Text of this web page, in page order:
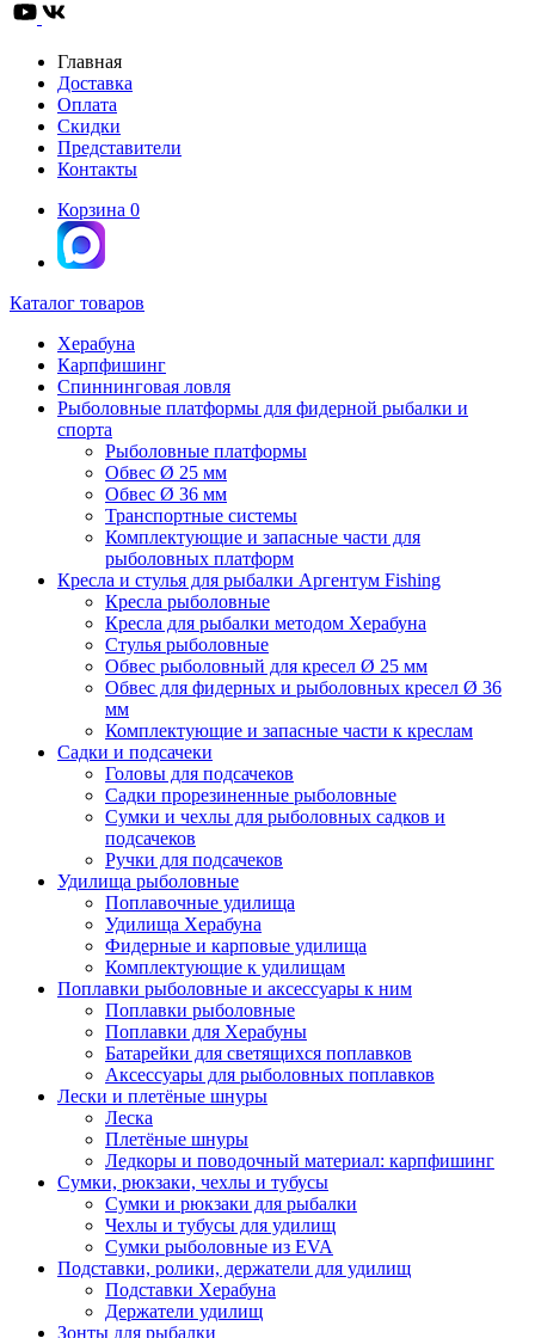
Главная
Доставка
Оплата
Скидки
Представители
Контакты
Корзина 0
Каталог товаров
Херабуна
Карпфишинг
Спиннинговая ловля
Рыболовные платформы для фидерной рыбалки и
спорта
Рыболовные платформы
Обвес Ø 25 мм
Обвес Ø 36 мм
Транспортные системы
Комплектующие и запасные части для
рыболовных платформ
Кресла и стулья для рыбалки Аргентум Fishing
Кресла рыболовные
Кресла для рыбалки методом Херабуна
Стулья рыболовные
Обвес рыболовный для кресел Ø 25 мм
Обвес для фидерных и рыболовных кресел Ø 36
мм
Комплектующие и запасные части к креслам
Садки и подсачеки
Головы для подсачеков
Садки прорезиненные рыболовные
Сумки и чехлы для рыболовных садков и
подсачеков
Ручки для подсачеков
Удилища рыболовные
Поплавочные удилища
Удилища Херабуна
Фидерные и карповые удилища
Комплектующие к удилищам
Поплавки рыболовные и аксессуары к ним
Поплавки рыболовные
Поплавки для Херабуны
Батарейки для светящихся поплавков
Аксессуары для рыболовных поплавков
Лески и плетёные шнуры
Леска
Плетёные шнуры
Ледкоры и поводочный материал: карпфишинг
Сумки, рюкзаки, чехлы и тубусы
Сумки и рюкзаки для рыбалки
Чехлы и тубусы для удилищ
Сумки рыболовные из EVA
Подставки, ролики, держатели для удилищ
Подставки Херабуна
Держатели удилищ
Зонты для рыбалки